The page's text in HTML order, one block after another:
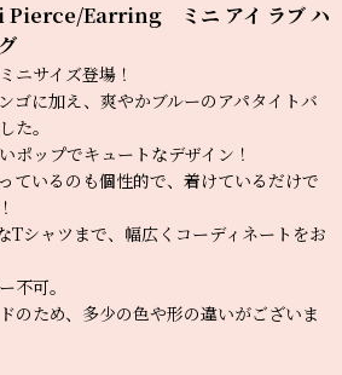
Earring ミニ アイ ラブ ハ
サイズ登場！
ゴに加え、爽やかブルーのアパタイトバ
た。
ポップでキュートなデザイン！
ているのも個性的で、着けているだけで
Tシャツまで、幅広くコーディネートをお
不可。
のため、多少の色や形の違いがございま